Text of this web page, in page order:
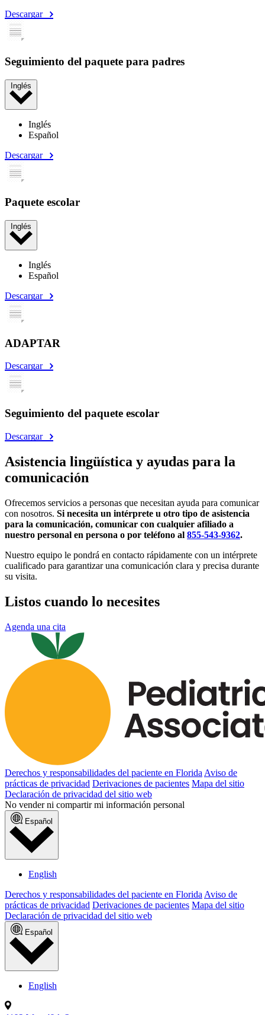
Descargar
Seguimiento del paquete para padres
Inglés
Inglés
Español
Descargar
Paquete escolar
Inglés
Inglés
Español
Descargar
ADAPTAR
Descargar
Seguimiento del paquete escolar
Descargar
Asistencia lingüística y ayudas para la
comunicación
Ofrecemos servicios a personas que necesitan ayuda para comunicar
con nosotros. Si necesita un intérprete u otro tipo de asistencia
para la comunicación, comunicar con cualquier afiliado a
nuestro personal en persona o por teléfono al 855-543-9362.
Nuestro equipo le pondrá en contacto rápidamente con un intérprete
cualificado para garantizar una comunicación clara y precisa durante
su visita.
Listos cuando lo necesites
Agenda una cita
Derechos y responsabilidades del paciente en Florida Aviso de
prácticas de privacidad Derivaciones de pacientes Mapa del sitio
Declaración de privacidad del sitio web
No vender ni compartir mi información personal
Español
English
Derechos y responsabilidades del paciente en FloridaAviso de
prácticas de privacidad Derivaciones de pacientes Mapa del sitio
Declaración de privacidad del sitio web
Español
English